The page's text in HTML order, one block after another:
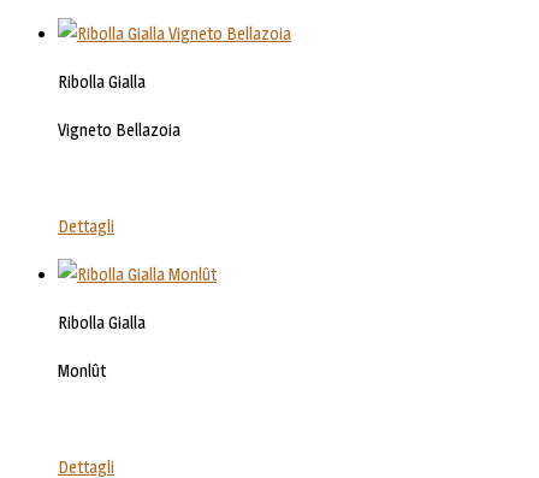
Ribolla Gialla
Vigneto Bellazoia
Dettagli
Ribolla Gialla
Monlût
Dettagli